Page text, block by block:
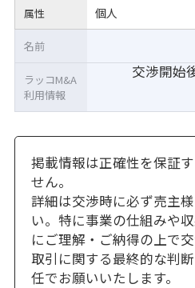
属性 個人
交渉開始
名前
ラッコM&A
利用情報
掲載情報は正確性を保証
せん。
詳細は交渉時に必ず売主
い。特に事業の仕組みや
にご理解・ご納得の上で
取引に関する最終的な判
任でお願いいたします。